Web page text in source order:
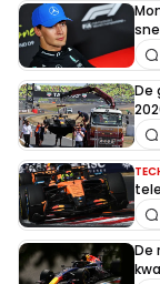
De
De